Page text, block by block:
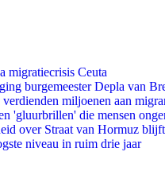
migratiecrisis Ceuta
burgemeester Depla van
miljoenen aan
'gluurbrillen' die mensen
over Straat van Hormuz blijft
niveau in ruim drie jaar